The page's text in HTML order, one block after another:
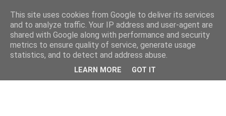
This site uses cookies from Google to deliver its services
and to analyze traffic. Your IP address and user-agent are
shared with Google along with performance and security
metrics to ensure quality of service, generate usage
statistics, and to detect and address abuse.
LEARN MORE GOT IT